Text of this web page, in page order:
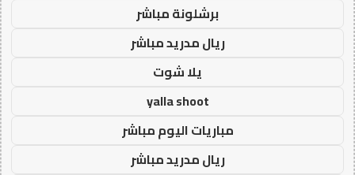
برشلونة مباشر
ريال مدريد مباشر
يلا شوت
yalla shoot
مباريات اليوم مباشر
ريال مدريد مباشر